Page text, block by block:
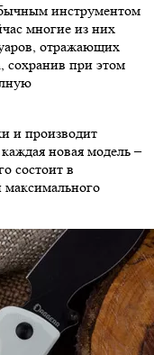
инструментом
многие из них
отражающих
сохранив при этом
и производит
новая модель –
состоит в
максимального